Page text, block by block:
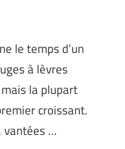
le temps d’un
à lèvres
la plupart
croissant.
vantées …